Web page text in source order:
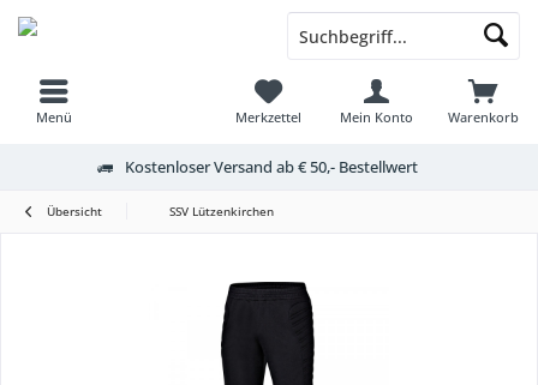
Menü Warenkorb
Merkzettel Mein Konto
Kostenloser Versand ab € 50,- Bestellwert
Übersicht SSV Lützenkirchen